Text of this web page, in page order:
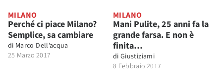
MILANO
Perché ci piace Milano?
Semplice, sa cambiare
di Marco Dell’acqua
25 Marzo 2017
MILANO
Mani Pulite, 25 anni fa la
grande farsa. E non è
finita…
di Giustiziami
8 Febbraio 2017